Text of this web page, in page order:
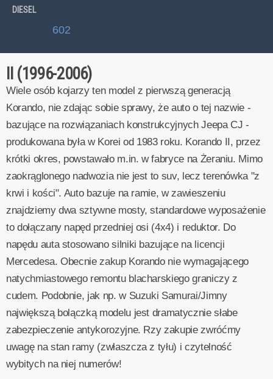
DIESEL
602
II (1996-2006)
Wiele osób kojarzy ten model z pierwszą generacją
Korando, nie zdając sobie sprawy, że auto o tej nazwie -
bazujące na rozwiązaniach konstrukcyjnych Jeepa CJ -
produkowana była w Korei od 1983 roku. Korando II, przez
krótki okres, powstawało m.in. w fabryce na Żeraniu. Mimo
zaokrąglonego nadwozia nie jest to suv, lecz terenówka "z
krwi i kości". Auto bazuje na ramie, w zawieszeniu
znajdziemy dwa sztywne mosty, standardowe wyposażenie
to dołączany napęd przedniej osi (4x4) i reduktor. Do
napędu auta stosowano silniki bazujące na licencji
Mercedesa. Obecnie zakup Korando nie wymagającego
natychmiastowego remontu blacharskiego graniczy z
cudem. Podobnie, jak np. w Suzuki Samurai/Jimny
największą bolączką modelu jest dramatycznie słabe
zabezpieczenie antykorozyjne. Rzy zakupie zwróćmy
uwagę na stan ramy (zwłaszcza z tyłu) i czytelność
wybitych na niej numerów!